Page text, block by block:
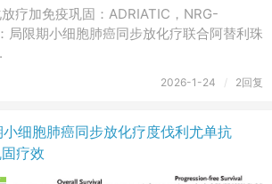
疗加免疫巩固：ADRIATIC，NRG-
局限期小细胞肺癌同步放化疗联合阿替利珠
2026-1-24 / 2回复
细胞肺癌同步放化疗度伐利尤单抗
疗效